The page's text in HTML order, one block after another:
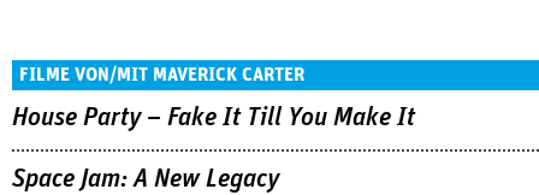
FILME VON/MIT MAVERICK CARTER
House Party – Fake It Till You Make It
Space Jam: A New Legacy